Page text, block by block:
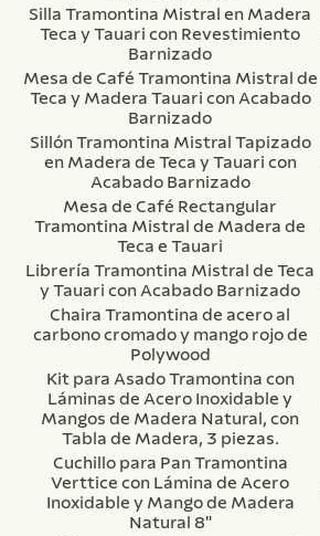
Silla Tramontina Mistral en Madera
Teca y Tauari con Revestimiento
Barnizado
Mesa de Café Tramontina Mistral de
Teca y Madera Tauari con Acabado
Barnizado
Sillón Tramontina Mistral Tapizado
en Madera de Teca y Tauari con
Acabado Barnizado
Mesa de Café Rectangular
Tramontina Mistral de Madera de
Teca e Tauari
Librería Tramontina Mistral de Teca
y Tauari con Acabado Barnizado
Chaira Tramontina de acero al
carbono cromado y mango rojo de
Polywood
Kit para Asado Tramontina con
Láminas de Acero Inoxidable y
Mangos de Madera Natural, con
Tabla de Madera, 3 piezas.
Cuchillo para Pan Tramontina
Verttice con Lámina de Acero
Inoxidable y Mango de Madera
Natural 8"